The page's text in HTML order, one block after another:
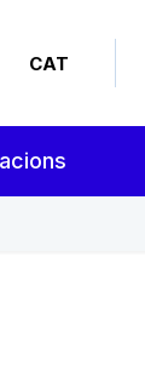
CAT